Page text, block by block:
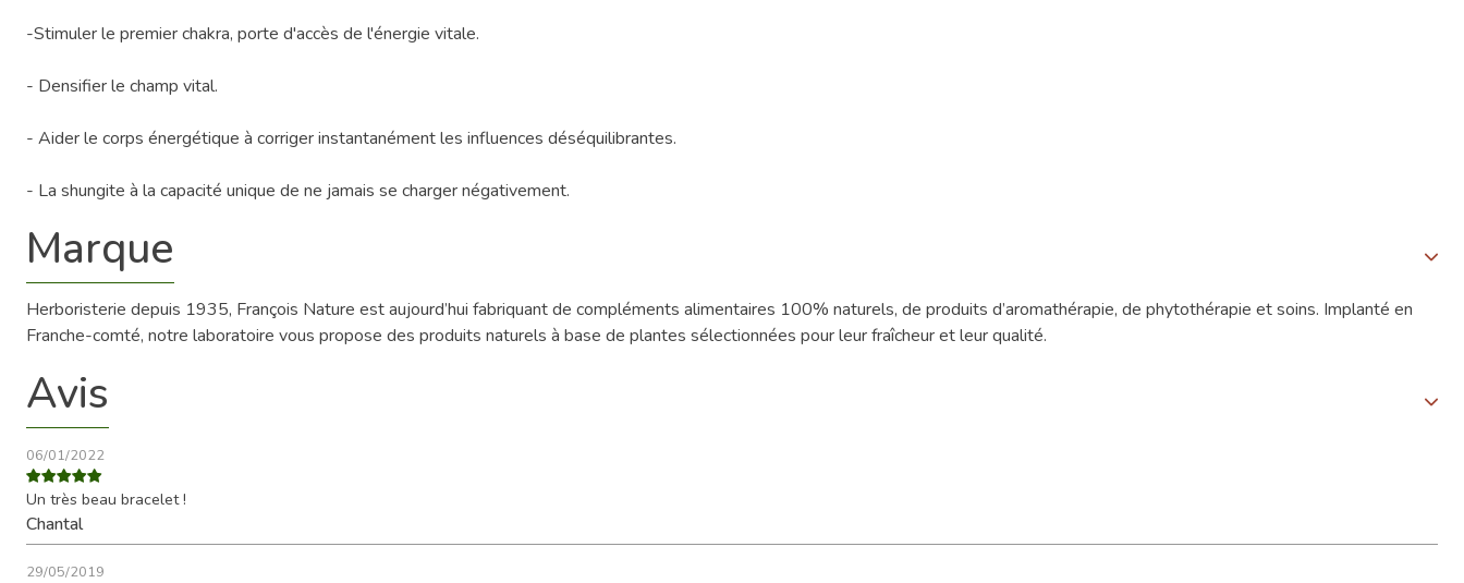
-Stimuler le premier chakra, porte d'accès de l'énergie vitale.
- Densifier le champ vital.
- Aider le corps énergétique à corriger instantanément les influences déséquilibrantes.
- La shungite à la capacité unique de ne jamais se charger négativement.
Marque
Herboristerie depuis 1935, François Nature est aujourd’hui fabriquant de compléments alimentaires 100% naturels, de produits d’aromathérapie, de phytothérapie et soins. Implanté en
Franche-comté, notre laboratoire vous propose des produits naturels à base de plantes sélectionnées pour leur fraîcheur et leur qualité.
Avis
06/01/2022
Un très beau bracelet !
Chantal
29/05/2019